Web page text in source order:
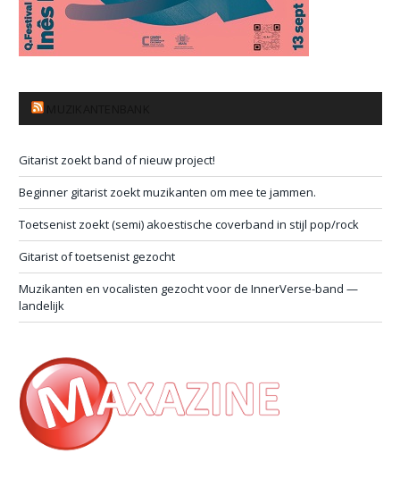
Gitarist zoekt band of nieuw project!
Beginner gitarist zoekt muzikanten om mee te jammen.
Toetsenist zoekt (semi) akoestische coverband in stijl pop/rock
Gitarist of toetsenist gezocht
Muzikanten en vocalisten gezocht voor de InnerVerse-band —
landelijk